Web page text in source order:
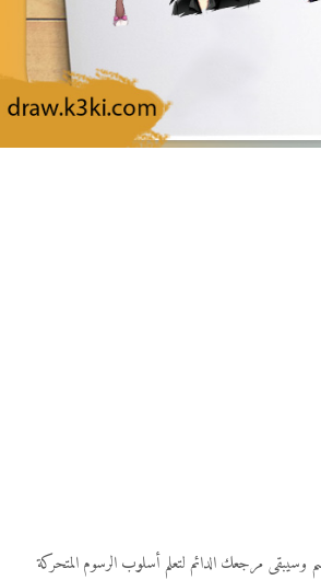
وسيبقى مرجعك الدائم لتعلم أسلوب الرسوم المتحركة